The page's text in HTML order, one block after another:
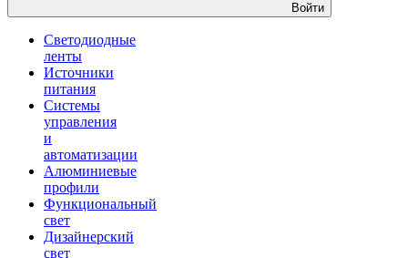
Войти
Светодиодные
ленты
Источники
питания
Системы
управления
и
автоматизации
Алюминиевые
профили
Функциональный
свет
Дизайнерский
свет